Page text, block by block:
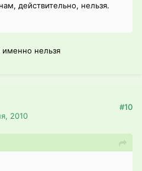
действительно, нельзя.
нельзя
2010
#10